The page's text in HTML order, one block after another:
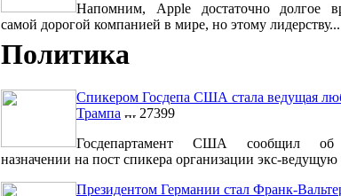
Напомним, Apple достаточно долгое
самой дорогой компанией в мире, но этому лидерству...
Политика
Спикером Госдепа США стала ведущая
Трампа
27399
Госдепартамент США сообщил об
назначении на пост спикера организации экс-ведущую
Президентом Германии стал Франк-